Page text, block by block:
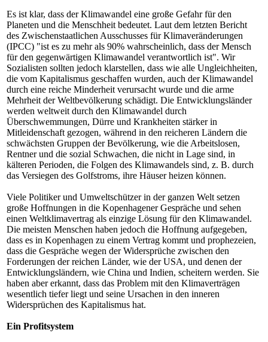
Es ist klar, dass der Klimawandel eine große Gefahr für den
Planeten und die Menschheit bedeutet. Laut dem letzten Bericht
des Zwischenstaatlichen Ausschusses für Klimaveränderungen
(IPCC) "ist es zu mehr als 90% wahrscheinlich, dass der Mensch
für den gegenwärtigen Klimawandel verantwortlich ist". Wir
Sozialisten sollten jedoch klarstellen, dass wie alle Ungleichheiten,
die vom Kapitalismus geschaffen wurden, auch der Klimawandel
durch eine reiche Minderheit verursacht wurde und die arme
Mehrheit der Weltbevölkerung schädigt. Die Entwicklungsländer
werden weltweit durch den Klimawandel durch
Überschwemmungen, Dürre und Krankheiten stärker in
Mitleidenschaft gezogen, während in den reicheren Ländern die
schwächsten Gruppen der Bevölkerung, wie die Arbeitslosen,
Rentner und die sozial Schwachen, die nicht in Lage sind, in
kälteren Perioden, die Folgen des Klimawandels sind, z. B. durch
das Versiegen des Golfstroms, ihre Häuser heizen können.
Viele Politiker und Umweltschützer in der ganzen Welt setzen
große Hoffnungen in die Kopenhagener Gespräche und sehen
einen Weltklimavertrag als einzige Lösung für den Klimawandel.
Die meisten Menschen haben jedoch die Hoffnung aufgegeben,
dass es in Kopenhagen zu einem Vertrag kommt und prophezeien,
dass die Gespräche wegen der Widersprüche zwischen den
Forderungen der reichen Länder, wie der USA, und denen der
Entwicklungsländern, wie China und Indien, scheitern werden. Sie
haben aber erkannt, dass das Problem mit den Klimaverträgen
wesentlich tiefer liegt und seine Ursachen in den inneren
Widersprüchen des Kapitalismus hat.
Ein Profitsystem